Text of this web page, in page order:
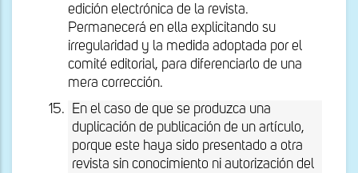
edición electrónica de la revista.
Permanecerá en ella explicitando su
irregularidad y la medida adoptada por el
comité editorial, para diferenciarlo de una
mera corrección.
En el caso de que se produzca una
duplicación de publicación de un artículo,
porque este haya sido presentado a otra
revista sin conocimiento ni autorización del